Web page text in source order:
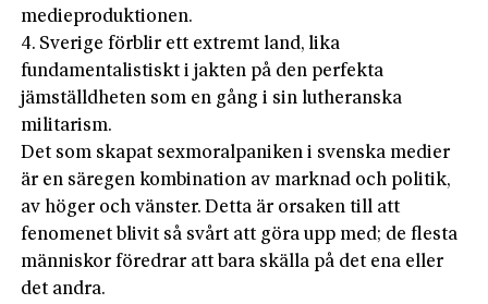
medieproduktionen.
4. Sverige förblir ett extremt land, lika
fundamentalistiskt i jakten på den perfekta
jämställdheten som en gång i sin lutheranska
militarism.
Det som skapat sexmoralpaniken i svenska medier
är en säregen kombination av marknad och politik,
av höger och vänster. Detta är orsaken till att
fenomenet blivit så svårt att göra upp med; de flesta
människor föredrar att bara skälla på det ena eller
det andra.